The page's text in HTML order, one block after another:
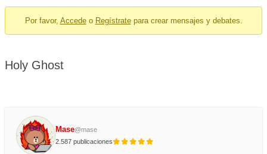
You
here:
Por favor, Accedeo Regístratepara crear mensajes y debates.
Holy Ghost
Mase@mase
2.587 publicaciones